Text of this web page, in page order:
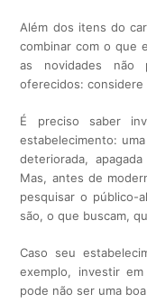
Além dos itens do
combinar com o que
as novidades não
oferecidos: considere
É preciso saber
estabelecimento:
deteriorada,
Mas, antes de
pesquisar o público-
são, o que buscam,
Caso seu
exemplo, investir
pode não ser uma